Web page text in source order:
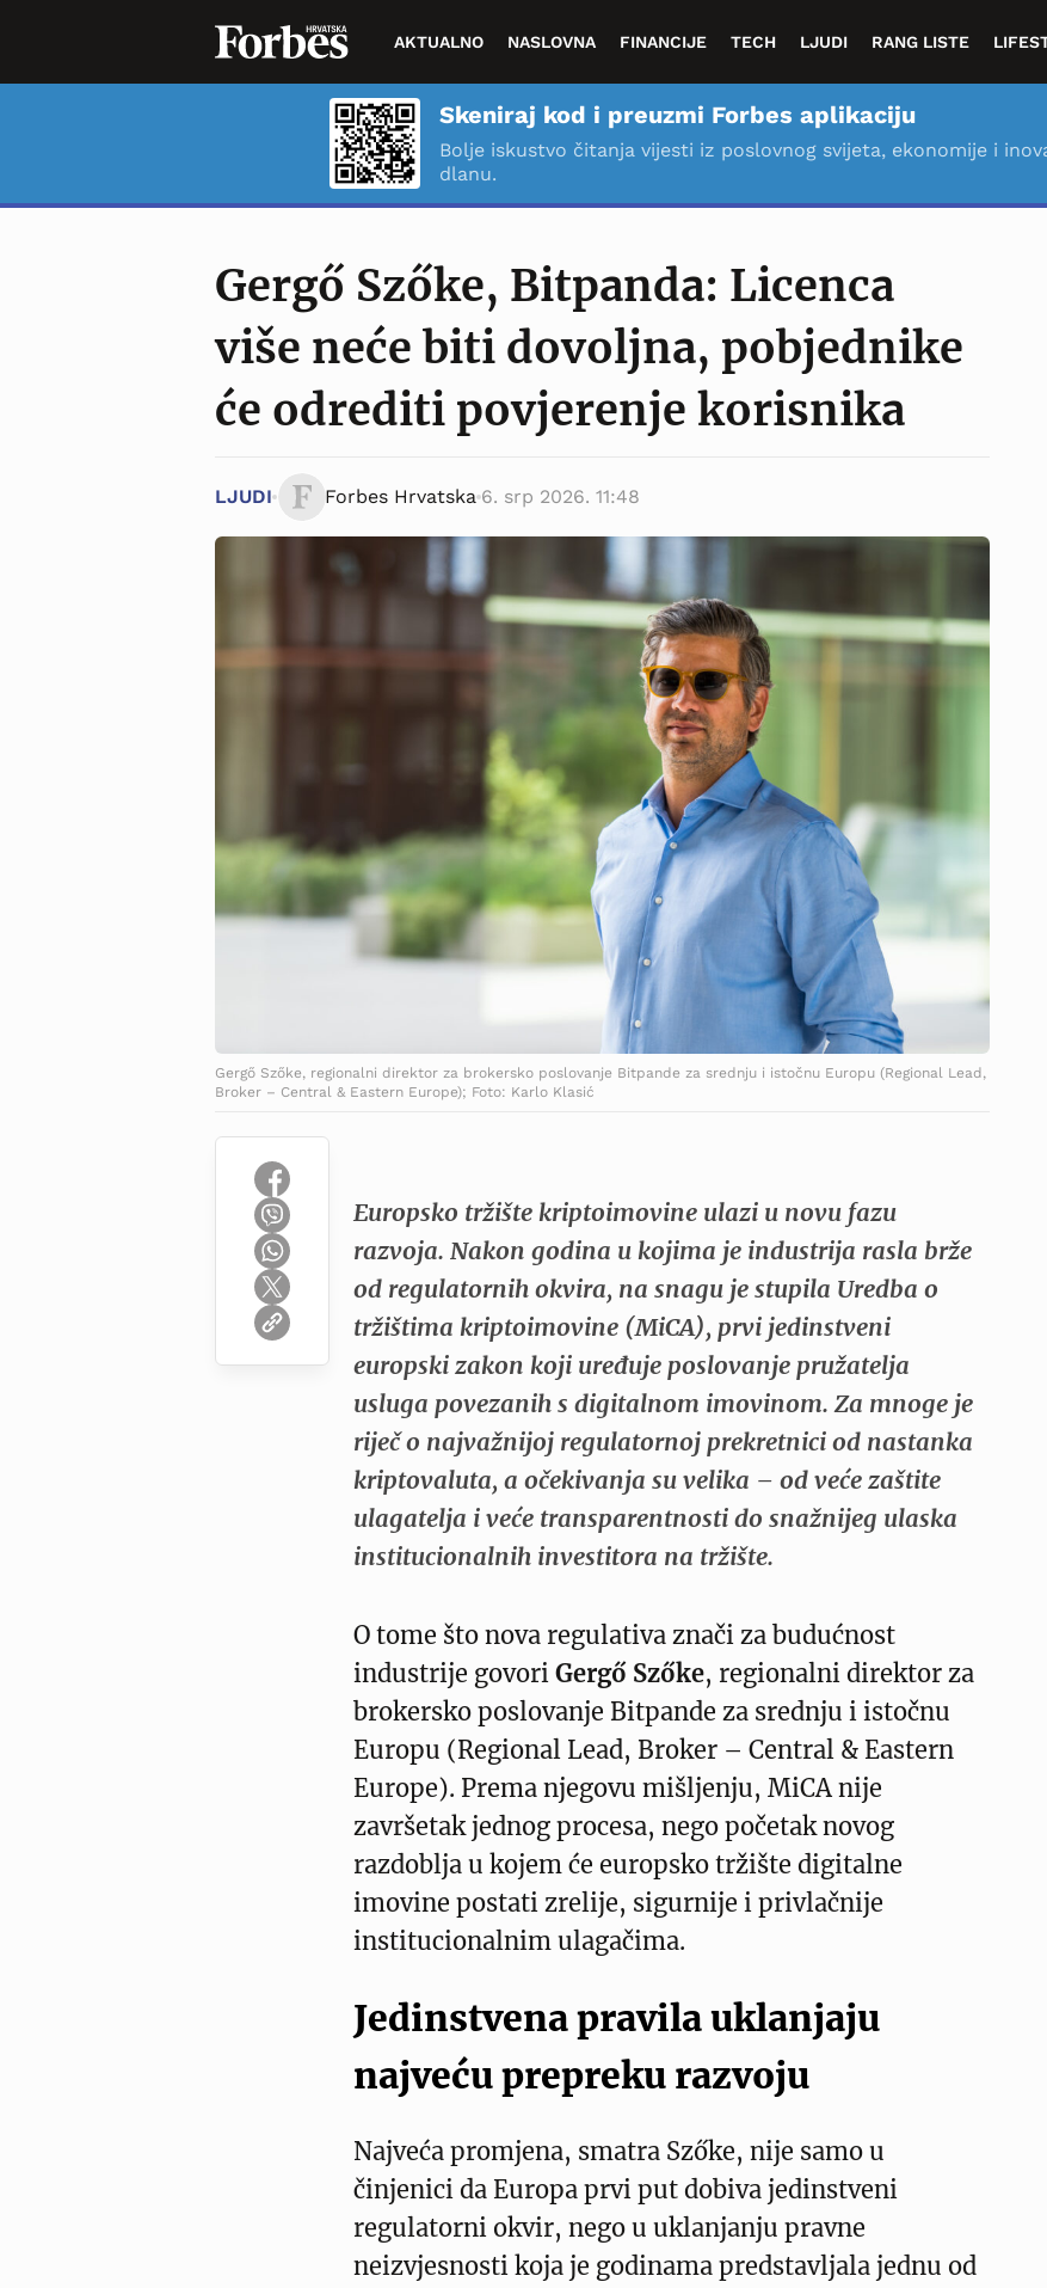
AKTUALNO NASLOVNA FINANCIJE TECH LJUDI RANG LISTE
Skeniraj kod i preuzmi Forbes aplikaciju
Bolje iskustvo čitanja vijesti iz poslovnog svijeta, ekonomije i
dlanu.
Gergő Szőke, Bitpanda: Licenca
više neće biti dovoljna, pobjednike
će odrediti povjerenje korisnika
LJUDI Forbes Hrvatska 6. srp 2026. 11:48
Gergő Szőke, regionalni direktor za brokersko poslovanje Bitpande za srednju i istočnu Europu (Regional Lead,
Broker – Central & Eastern Europe); Foto: Karlo Klasić
Europsko tržište kriptoimovine ulazi u novu fazu
razvoja. Nakon godina u kojima je industrija rasla brže
od regulatornih okvira, na snagu je stupila Uredba o
tržištima kriptoimovine (MiCA), prvi jedinstveni
europski zakon koji uređuje poslovanje pružatelja
usluga povezanih s digitalnom imovinom. Za mnoge je
riječ o najvažnijoj regulatornoj prekretnici od nastanka
kriptovaluta, a očekivanja su velika – od veće zaštite
ulagatelja i veće transparentnosti do snažnijeg ulaska
institucionalnih investitora na tržište.
O tome što nova regulativa znači za budućnost
industrije govori Gergő Szőke, regionalni direktor za
brokersko poslovanje Bitpande za srednju i istočnu
Europu (Regional Lead, Broker – Central & Eastern
Europe). Prema njegovu mišljenju, MiCA nije
završetak jednog procesa, nego početak novog
razdoblja u kojem će europsko tržište digitalne
imovine postati zrelije, sigurnije i privlačnije
institucionalnim ulagačima.
Jedinstvena pravila uklanjaju
najveću prepreku razvoju
Najveća promjena, smatra Szőke, nije samo u
činjenici da Europa prvi put dobiva jedinstveni
regulatorni okvir, nego u uklanjanju pravne
neizvjesnosti koja je godinama predstavljala jednu od